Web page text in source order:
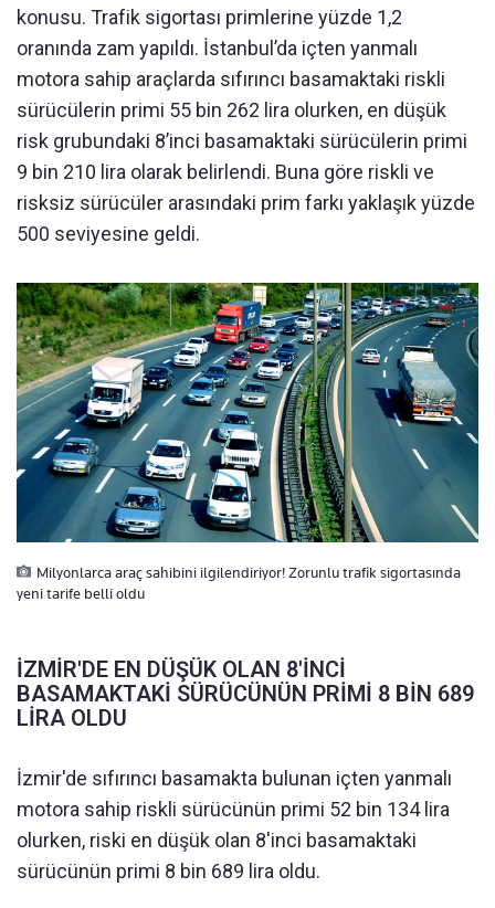
konusu. Trafik sigortası primlerine yüzde 1,2
oranında zam yapıldı. İstanbul’da içten yanmalı
motora sahip araçlarda sıfırıncı basamaktaki riskli
sürücülerin primi 55 bin 262 lira olurken, en düşük
risk grubundaki 8’inci basamaktaki sürücülerin primi
9 bin 210 lira olarak belirlendi. Buna göre riskli ve
risksiz sürücüler arasındaki prim farkı yaklaşık yüzde
500 seviyesine geldi.
Milyonlarca araç sahibini ilgilendiriyor! Zorunlu trafik sigortasında
yeni tarife belli oldu
İZMİR'DE EN DÜŞÜK OLAN 8'İNCİ
BASAMAKTAKİ SÜRÜCÜNÜN PRİMİ 8 BİN 689
LİRA OLDU
İzmir'de sıfırıncı basamakta bulunan içten yanmalı
motora sahip riskli sürücünün primi 52 bin 134 lira
olurken, riski en düşük olan 8'inci basamaktaki
sürücünün primi 8 bin 689 lira oldu.